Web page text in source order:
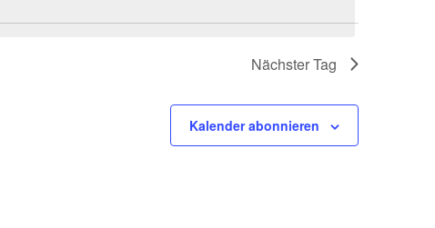
Nächster Tag
Kalender abonnieren